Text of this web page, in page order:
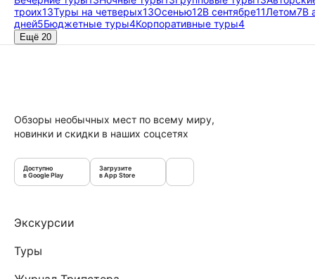
троих13Туры на четверых13Осенью12В сентябре11Летом7В
дней5Бюджетные туры4Корпоративные туры4
Ещё 20
Обзоры необычных мест по всему миру,
новинки и скидки в наших соцсетях
Доступно
в Google Play
Загрузите
в App Store
Экскурсии
Туры